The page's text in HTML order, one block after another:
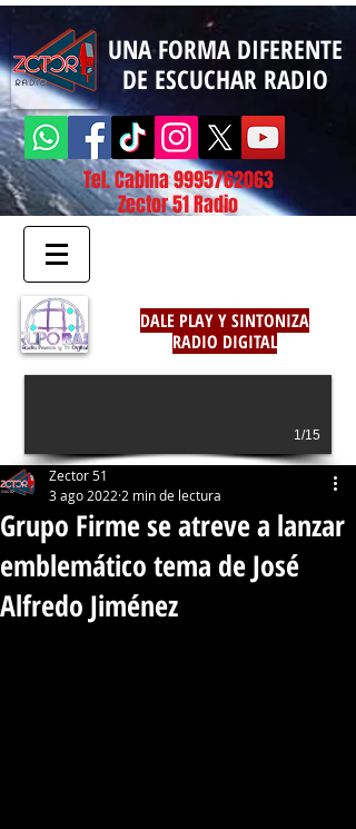
UNA FORMA DIFERENTE
DE ESCUCHAR RADIO
Tel. Cabina9995762063
Zector 51 Radio
DALE PLAY Y SINTONIZA
RADIO DIGITAL
1/15
Grupo Firme se atreve a lanzar
emblemático tema de José
Alfredo Jiménez
Zector 51
3 ago 2022 2 min de lectura